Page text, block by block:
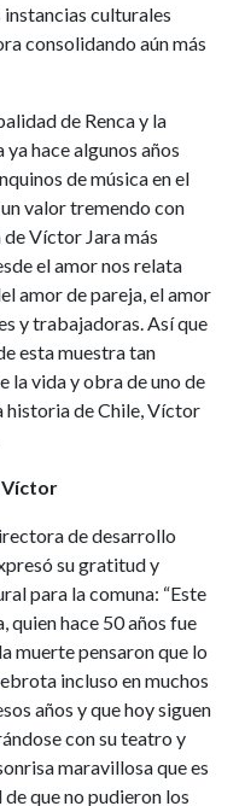
culturales
consolidando aún más
de Renca y la
hace algunos años
de música en el
valor tremendo con
Víctor Jara más
el amor nos relata
amor de pareja, el amor
y trabajadoras. Así que
esta muestra tan
la vida y obra de uno de
historia de Chile, Víctor
Víctor
de desarrollo
su gratitud y
para la comuna: “Este
quien hace 50 años fue
muerte pensaron que lo
incluso en muchos
años y que hoy siguen
con su teatro y
maravillosa que es
que no pudieron los